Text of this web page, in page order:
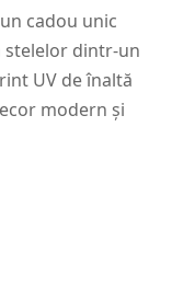
cadou unic
stelelor dintr-un
UV de înaltă
modern și